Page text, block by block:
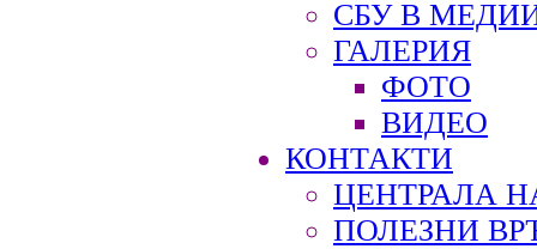
СБУ В
ГАЛЕРИЯ
ФОТО
ВИДЕО
КОНТАКТИ
ЦЕНТРАЛА
ПОЛЕЗНИ